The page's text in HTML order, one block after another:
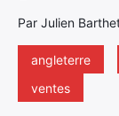
Par Julien
angleterre
ventes